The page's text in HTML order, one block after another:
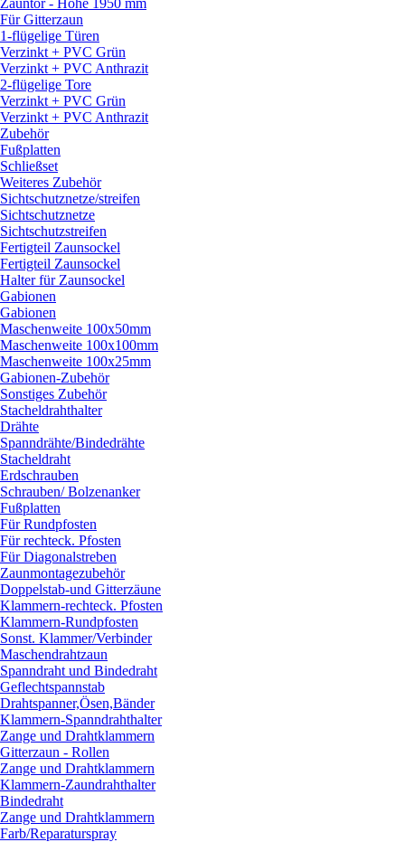
Zauntor - Höhe 1950 mm
Für Gitterzaun
1-flügelige Türen
Verzinkt + PVC Grün
Verzinkt + PVC Anthrazit
2-flügelige Tore
Verzinkt + PVC Grün
Verzinkt + PVC Anthrazit
Zubehör
Fußplatten
Schließset
Weiteres Zubehör
Sichtschutznetze/streifen
Sichtschutznetze
Sichtschutzstreifen
Fertigteil Zaunsockel
Fertigteil Zaunsockel
Halter für Zaunsockel
Gabionen
Gabionen
Maschenweite 100x50mm
Maschenweite 100x100mm
Maschenweite 100x25mm
Gabionen-Zubehör
Sonstiges Zubehör
Stacheldrahthalter
Drähte
Spanndrähte/Bindedrähte
Stacheldraht
Erdschrauben
Schrauben/Bolzenanker
Fußplatten
Für Rundpfosten
Für rechteck. Pfosten
Für Diagonalstreben
Zaunmontagezubehör
Doppelstab-und Gitterzäune
Klammern-rechteck. Pfosten
Klammern-Rundpfosten
Sonst. Klammer/Verbinder
Maschendrahtzaun
Spanndraht und Bindedraht
Geflechtspannstab
Drahtspanner,Ösen,Bänder
Klammern-Spanndrahthalter
Zange und Drahtklammern
Gitterzaun - Rollen
Zange und Drahtklammern
Klammern-Zaundrahthalter
Bindedraht
Zange und Drahtklammern
Farb/Reparaturspray